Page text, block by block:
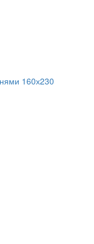
160х230